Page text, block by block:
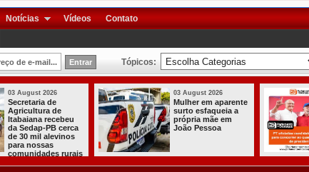
Notícias Vídeos Contato
Tópicos:
03 August 2026
Secretaria de
Agricultura de
Itabaiana recebeu
da Sedap-PB cerca
de 30 mil alevinos
para nossas
comunidades rurais
03 August 2026
Mulher em aparente
surto esfaqueia a
própria mãe em
João Pessoa